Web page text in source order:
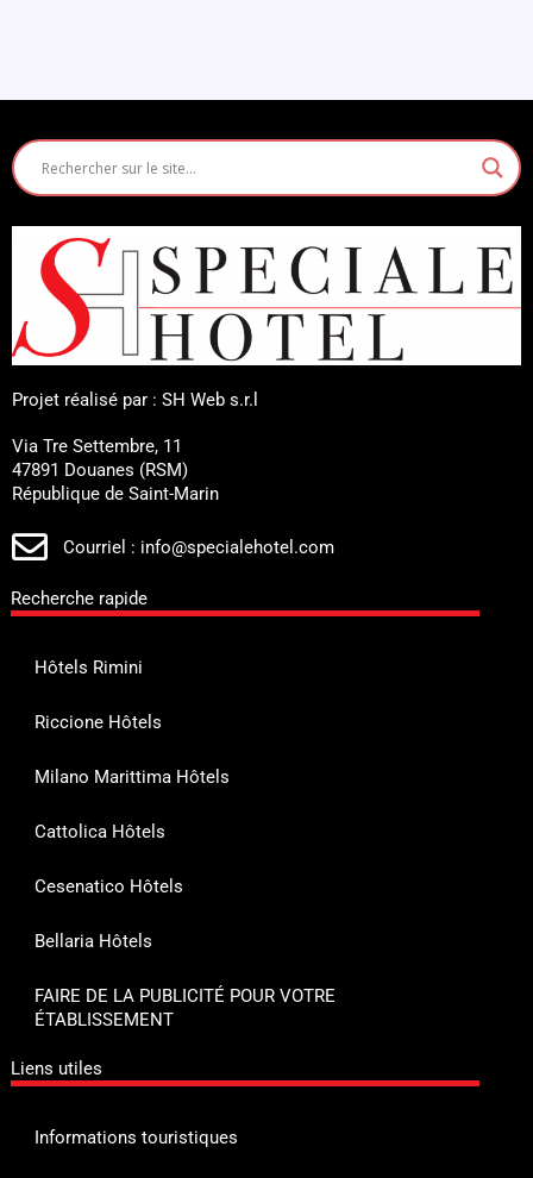
Projet réalisé par : SH Web s.r.l
Via Tre Settembre, 11
47891 Douanes (RSM)
République de Saint-Marin
Courriel : info@specialehotel.com
Recherche rapide
Hôtels Rimini
Riccione Hôtels
Milano Marittima Hôtels
Cattolica Hôtels
Cesenatico Hôtels
Bellaria Hôtels
FAIRE DE LA PUBLICITÉ POUR VOTRE
ÉTABLISSEMENT
Liens utiles
Informations touristiques